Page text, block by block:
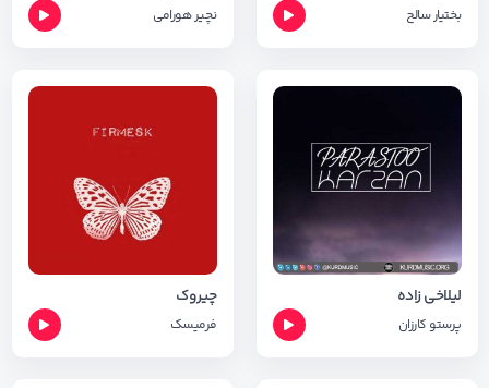
بختیار سالح نچیر هورامی
لیلاخی زاده
پرستو کارزان
چیروک
فرمیسک